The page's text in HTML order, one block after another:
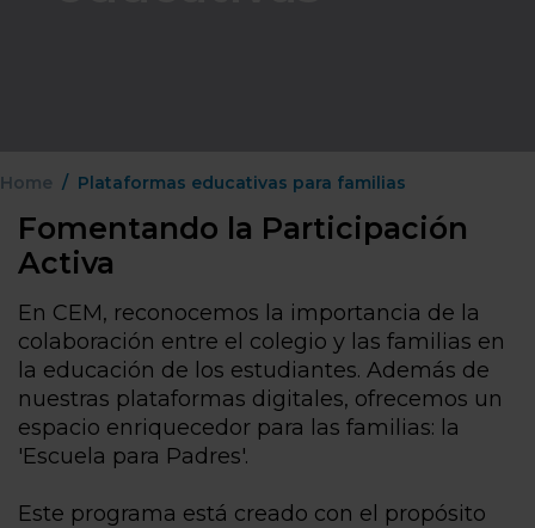
Home Plataformas educativas para familias
Fomentando la Participación
Activa
En CEM, reconocemos la importancia de la
colaboración entre el colegio y las familias en
la educación de los estudiantes. Además de
nuestras plataformas digitales, ofrecemos un
espacio enriquecedor para las familias: la
'Escuela para Padres'.
Este programa está creado con el propósito